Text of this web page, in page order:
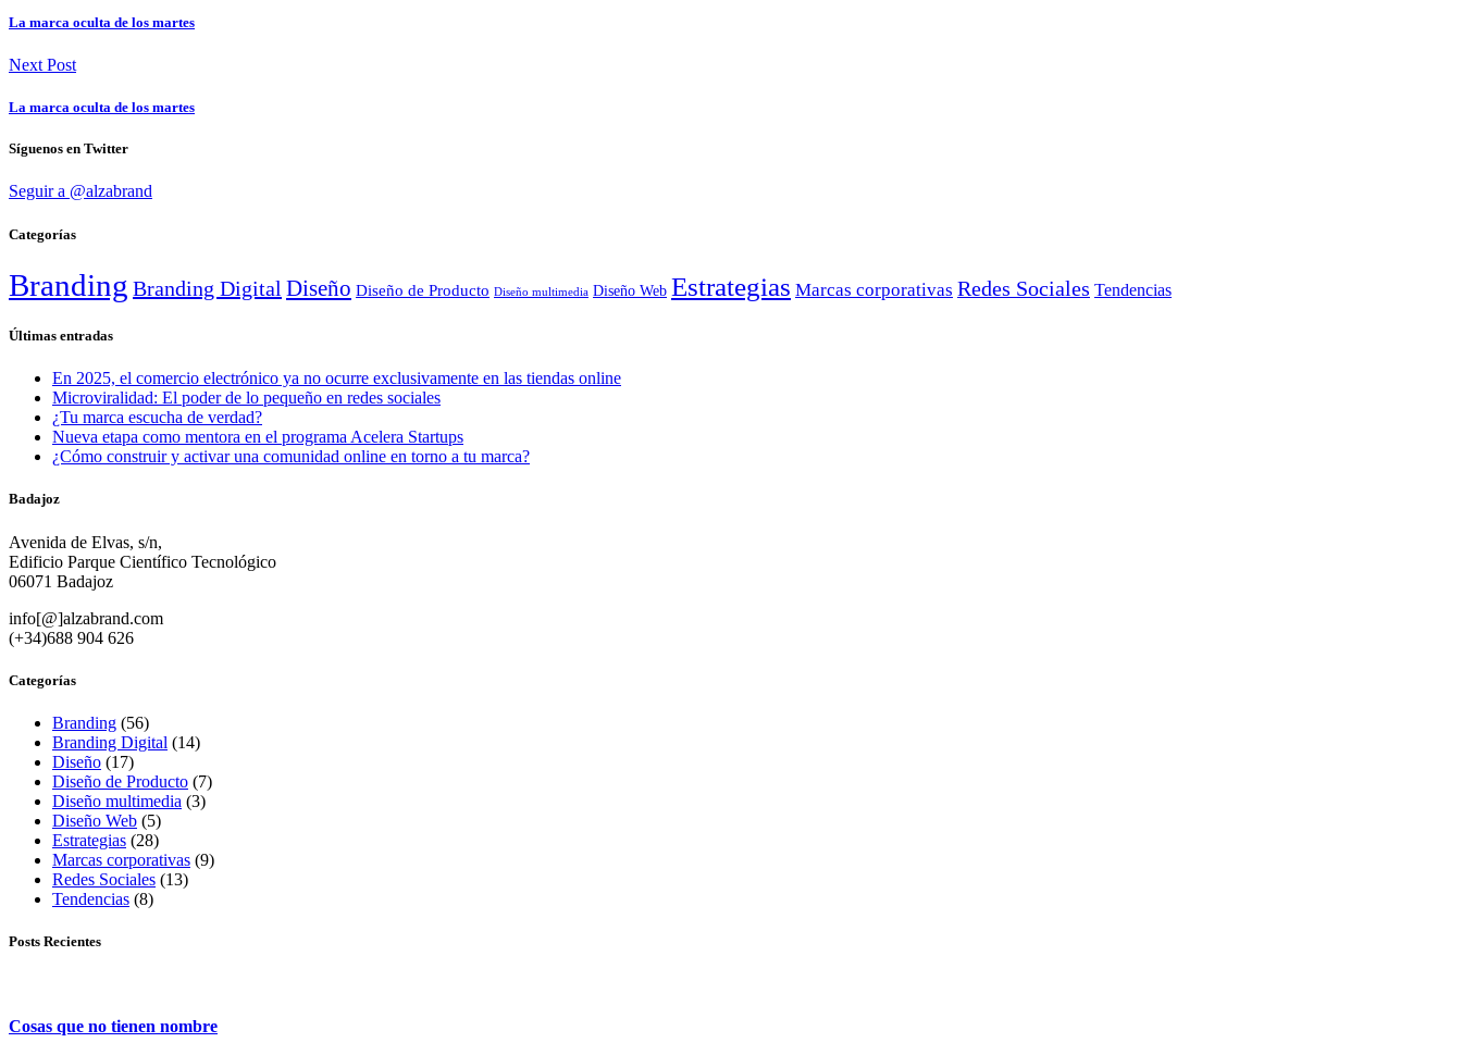
La marca oculta de los martes
Next Post
La marca oculta de los martes
Síguenos en Twitter
Seguir a @alzabrand
Categorías
Branding Branding Digital Diseño Diseño de Producto Diseño multimedia Diseño Web Estrategias Marcas corporativas Redes Sociales Tendencias
Últimas entradas
En 2025, el comercio electrónico ya no ocurre exclusivamente en las tiendas online
Microviralidad: El poder de lo pequeño en redes sociales
¿Tu marca escucha de verdad?
Nueva etapa como mentora en el programa Acelera Startups
¿Cómo construir y activar una comunidad online en torno a tu marca?
Badajoz
Avenida de Elvas, s/n,
Edificio Parque Científico Tecnológico
06071 Badajoz
info[@]alzabrand.com
(+34)688 904 626
Categorías
Branding (56)
Branding Digital (14)
Diseño (17)
Diseño de Producto (7)
Diseño multimedia (3)
Diseño Web (5)
Estrategias (28)
Marcas corporativas (9)
Redes Sociales (13)
Tendencias (8)
Posts Recientes
Cosas que no tienen nombre